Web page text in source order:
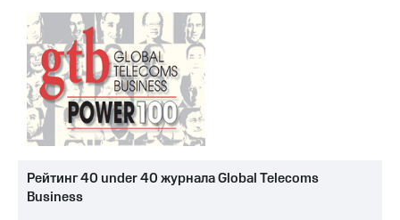
Рейтинг 40 under 40 журнала Global Telecoms
Business